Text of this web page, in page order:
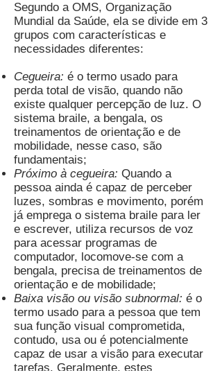
Segundo a OMS, Organização
Mundial da Saúde, ela se divide em 3
grupos com características e
necessidades diferentes:
Cegueira: é o termo usado para
perda total de visão, quando não
existe qualquer percepção de luz. O
sistema braile, a bengala, os
treinamentos de orientação e de
mobilidade, nesse caso, são
fundamentais;
Próximo à cegueira: Quando a
pessoa ainda é capaz de perceber
luzes, sombras e movimento, porém
já emprega o sistema braile para ler
e escrever, utiliza recursos de voz
para acessar programas de
computador, locomove-se com a
bengala, precisa de treinamentos de
orientação e de mobilidade;
Baixa visão ou visão subnormal: é o
termo usado para a pessoa que tem
sua função visual comprometida,
contudo, usa ou é potencialmente
capaz de usar a visão para executar
tarefas. Geralmente, estes